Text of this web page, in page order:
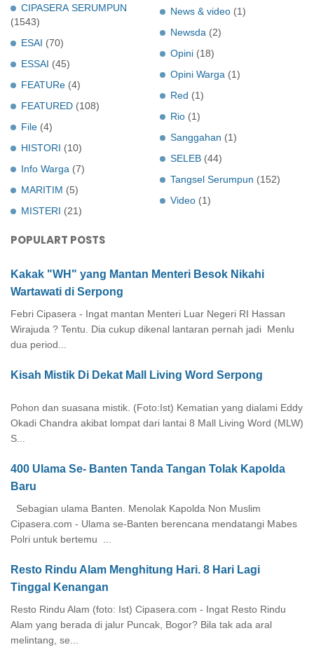
CIPASERA SERUMPUN
(1543)
ESAI (70)
ESSAI (45)
FEATURe (4)
FEATURED (108)
File (4)
HISTORI (10)
Info Warga (7)
MARITIM (5)
MISTERI (21)
News & video (1)
Newsda (2)
Opini (18)
Opini Warga (1)
Red (1)
Rio (1)
Sanggahan (1)
SELEB (44)
Tangsel Serumpun (152)
Video (1)
POPULART POSTS
Kakak "WH" yang Mantan Menteri Besok Nikahi
Wartawati di Serpong
Febri Cipasera - Ingat mantan Menteri Luar Negeri RI Hassan
Wirajuda ? Tentu. Dia cukup dikenal lantaran pernah jadi Menlu
dua period...
Kisah Mistik Di Dekat Mall Living Word Serpong
Pohon dan suasana mistik. (Foto:Ist) Kematian yang dialami Eddy
Okadi Chandra akibat lompat dari lantai 8 Mall Living Word (MLW)
S...
400 Ulama Se- Banten Tanda Tangan Tolak Kapolda
Baru
Sebagian ulama Banten. Menolak Kapolda Non Muslim
Cipasera.com - Ulama se-Banten berencana mendatangi Mabes
Polri untuk bertemu ...
Resto Rindu Alam Menghitung Hari. 8 Hari Lagi
Tinggal Kenangan
Resto Rindu Alam (foto: Ist) Cipasera.com - Ingat Resto Rindu
Alam yang berada di jalur Puncak, Bogor? Bila tak ada aral
melintang, se...